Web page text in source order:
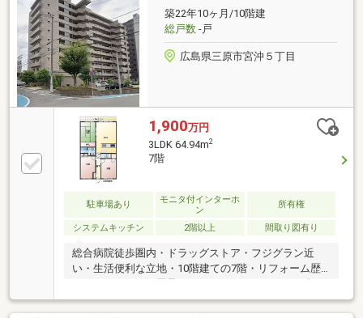
築22年10ヶ月/10階建
総戸数-戸
広島県三原市宮沖５丁目
1,900万円
3LDK 64.94m2
7階
駐車場あり
モニタ付インターホ
ン
所有権
システムキッチン 2階以上 間取り図有り
総合病院徒歩圏内・ドラッグストア・フジグラン近
い・生活便利な立地・10階建ての7階・リフォーム歴
あり・（トイレ・風呂・キッチン）・バルコニー有